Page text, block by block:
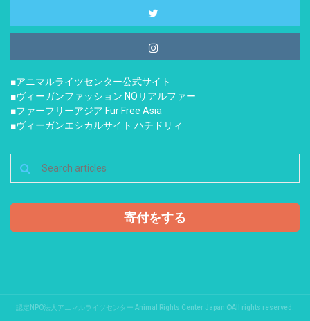
■アニマルライツセンター公式サイト
■ヴィーガンファッション NOリアルファー
■ファーフリーアジア Fur Free Asia
■ヴィーガンエシカルサイト ハチドリィ
寄付をする
認定NPO法人アニマルライツセンター Animal Rights Center Japan ©All rights reserved.